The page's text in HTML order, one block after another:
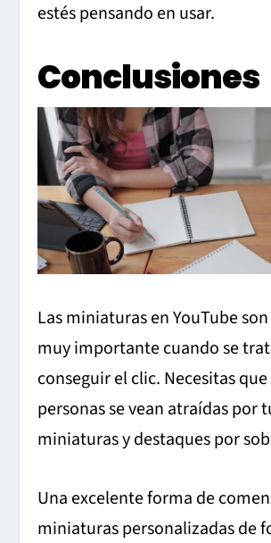
estés pensando en usar.
Conclusiones
Las miniaturas en YouTube
muy importante cuando se
conseguir el clic. Necesitas que
personas se vean atraídas por
miniaturas y destaques por
Una excelente forma de
miniaturas personalizadas de